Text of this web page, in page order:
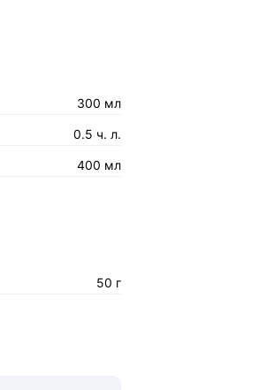
300 мл
0.5 ч. л.
400 мл
50 г